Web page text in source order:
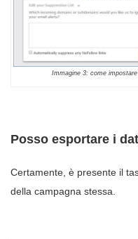
Immagine 3: come
Posso esportare i
Certamente, è presente il
della campagna stessa.